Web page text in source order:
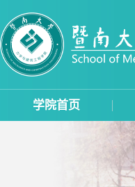
学院首页